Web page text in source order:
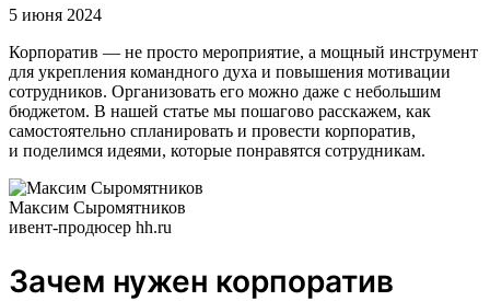
5 июня 2024
Корпоратив — не просто мероприятие, а мощный инструмент
для укрепления командного духа и повышения мотивации
сотрудников. Организовать его можно даже с небольшим
бюджетом. В нашей статье мы пошагово расскажем, как
самостоятельно спланировать и провести корпоратив,
и поделимся идеями, которые понравятся сотрудникам.
Максим Сыромятников
ивент-продюсер hh.ru
Зачем нужен корпоратив